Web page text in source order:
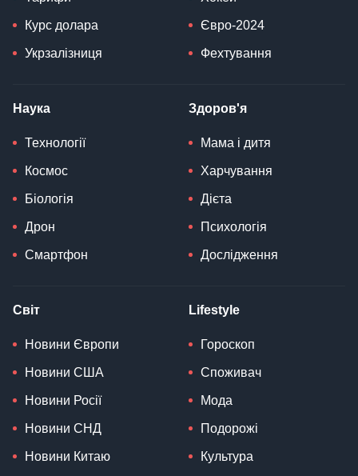
Курс долара
Укрзалізниця
Євро-2024
Фехтування
Наука
Технології
Космос
Біологія
Дрон
Смартфон
Здоров'я
Мама і дитя
Харчування
Дієта
Психологія
Дослідження
Світ
Новини Європи
Новини США
Новини Росії
Новини СНД
Новини Китаю
Lifestyle
Гороскоп
Споживач
Мода
Подорожі
Культура